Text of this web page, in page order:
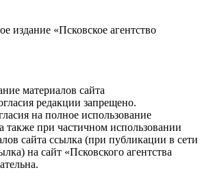
издание «Псковское агентство
материалов сайта
редакции запрещено.
на полное использование
также при частичном использовании
сайта ссылка (при публикации в сети
на сайт «Псковского агентства